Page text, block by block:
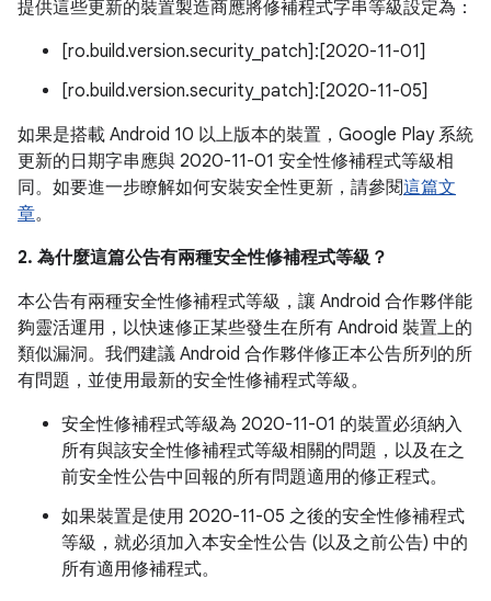
提供這些更新的裝置製造商應將修補程式字串等級設定為：
[ro.build.version.security_patch]:[2020-11-01]
[ro.build.version.security_patch]:[2020-11-05]
如果是搭載 Android 10 以上版本的裝置，Google Play 系統
更新的日期字串應與 2020-11-01 安全性修補程式等級相
同。如要進一步瞭解如何安裝安全性更新，請參閱這篇文
章。
2. 為什麼這篇公告有兩種安全性修補程式等級？
本公告有兩種安全性修補程式等級，讓 Android 合作夥伴能
夠靈活運用，以快速修正某些發生在所有 Android 裝置上的
類似漏洞。我們建議 Android 合作夥伴修正本公告所列的所
有問題，並使用最新的安全性修補程式等級。
安全性修補程式等級為 2020-11-01 的裝置必須納入
所有與該安全性修補程式等級相關的問題，以及在之
前安全性公告中回報的所有問題適用的修正程式。
如果裝置是使用 2020-11-05 之後的安全性修補程式
等級，就必須加入本安全性公告 (以及之前公告) 中的
所有適用修補程式。